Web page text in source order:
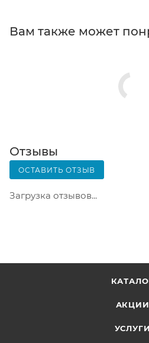
телефон или e-mail придет
Почтовая доставка через
Вскрывать коробку
только после оплаты
содержать не больше 10
не должна превышать 100
Вам также может
Отзывы
ОСТАВИТЬ ОТЗЫВ
Загрузка отзывов...
АКЦИИ
УСЛУГИ